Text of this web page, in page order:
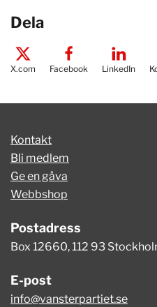
Dela
X.com Facebook LinkedIn
Kontakt
Bli medlem
Ge en gåva
Webbshop
Postadress
Box 12660, 112 93
E-post
info@vansterpartiet.se